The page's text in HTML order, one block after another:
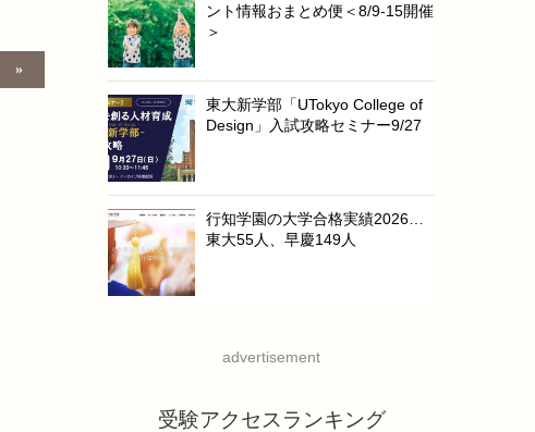
ント情報おまとめ便＜8/9-15開催
＞
東大新学部「UTokyo College of
Design」入試攻略セミナー9/27
行知学園の大学合格実績2026…
東大55人、早慶149人
advertisement
受験アクセスランキング